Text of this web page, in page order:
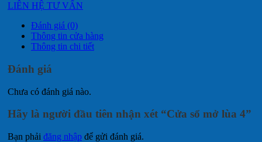
LIÊN HỆ TƯ VẤN
Đánh giá (0)
Thông tin cửa hàng
Thông tin chi tiết
Đánh giá
Chưa có đánh giá nào.
Hãy là người đầu tiên nhận xét “Cửa sổ mở lùa 4”
Bạn phải đăng nhập để gửi đánh giá.